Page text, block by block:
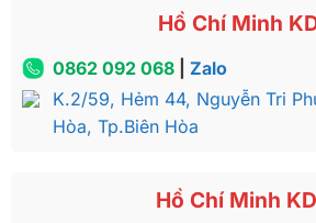
Hồ Chí Minh
0862 092 068| Zalo
K.2/59, Hẻm 44, Nguyễn Tri
Hòa, Tp.Biên Hòa
Hồ Chí Minh